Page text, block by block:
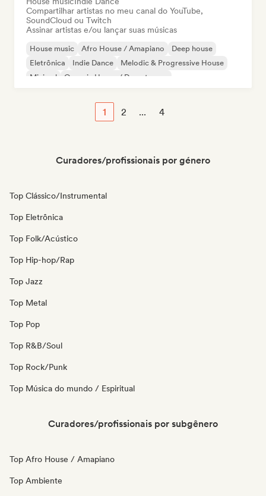
Compartilhar artistas no meu canal do YouTube,
SoundCloud ou Twitch
Assinar artistas e/ou lançar suas músicas
House music Afro House / Amapiano
Deep house
Eletrônica
Indie Dance
Melodic & Progressive House
Minimal
Organic House / Downtempo
1 2 ... 4
Curadores/profissionais por género
Top Clássico/Instrumental
Top Eletrônica
Top Folk/Acústico
Top Hip-hop/Rap
Top Jazz
Top Metal
Top Pop
Top R&B/Soul
Top Rock/Punk
Top Música do mundo / Espiritual
Curadores/profissionais por subgênero
Top Afro House / Amapiano
Top Ambiente